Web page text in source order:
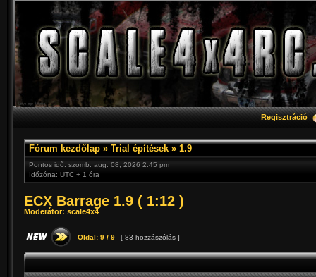
Regisztráció
Fórum kezdőlap » Trial építések » 1.9
Pontos idő: szomb. aug. 08, 2026 2:45 pm
Időzóna: UTC + 1 óra
ECX Barrage 1.9 ( 1:12 )
Moderátor: scale4x4
Oldal: 9 / 9 [ 83 hozzászólás ]